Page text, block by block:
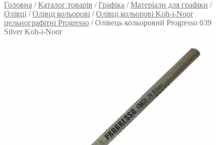
Головна /Каталог товарів /Графіка /Матеріали для графіки /
Олівці /Олівці кольорові /Олівці кольорові Koh-i-Noor
цельнографітні Progresso /Олівець кольоровий Progresso 039
Silver Koh-i-Noor